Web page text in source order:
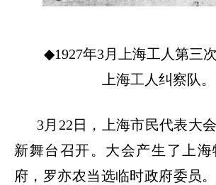
◆1927年3月上海工人第三
上海工人纠察队。
3月 22 日，上海市民代表大
新舞台召开。大会产生了上
府，罗亦农当选临时政府委员